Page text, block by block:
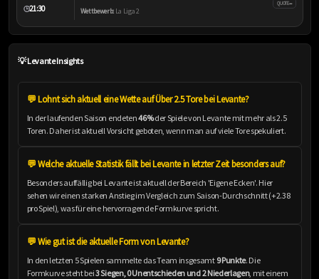
🕒21:30 Wettbewerb:La Liga 2
QUOTE–
💡 Levante Insights
💬 Lohnt sich aktuell eine Wette auf Über 2.5 Tore bei Levante?
In der laufenden Saison endeten46%der Spiele von Levante mit mehr als 2.5
Toren. Daher ist aktuell Vorsicht geboten, wenn man auf viele Tore spekuliert.
💬 Welche aktuelle Statistik fällt bei Levante in letzter Zeit besonders auf?
Besonders auffällig bei Levante ist aktuell der Bereich 'Eigene Ecken'. Hier
sehen wir einen starken Anstieg im Vergleich zum Saison-Durchschnitt (+2.38
pro Spiel), was für eine hervorragende Formkurve spricht.
💬 Wie gut ist die aktuelle Form von Levante?
In den letzten 5 Spielen sammelte das Team insgesamt 9 Punkte. Die
Formkurve steht bei3 Siegen, 0 Unentschieden und 2 Niederlagen, mit einem